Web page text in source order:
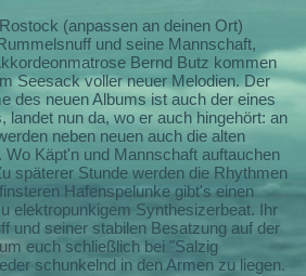
(anpassen an deinen Ort)
und seine Mannschaft,
Bernd Butz kommen
Seesack voller neuer Melodien. Der
des neuen Albums ist auch der eines
landet nun da, wo er auch hingehört: an
neben neuen auch die alten
Wo Käpt'n und Mannschaft auftauchen
späterer Stunde werden die Rhythmen
Hafenspelunke gibt's einen
elektropunkigem Synthesizerbeat. Ihr
und seiner stabilen Besatzung auf der
euch schließlich bei "Salzig
schunkelnd in den Armen zu liegen.